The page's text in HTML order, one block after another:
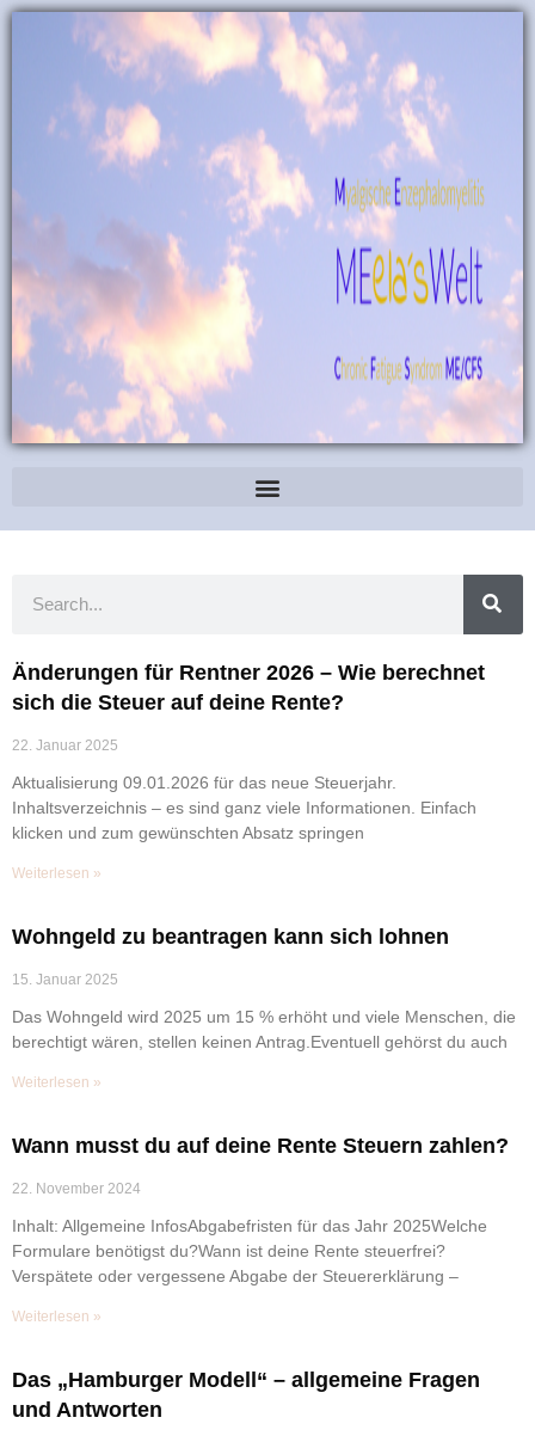
Änderungen für Rentner 2026 – Wie berechnet
sich die Steuer auf deine Rente?
22. Januar 2025
Aktualisierung 09.01.2026 für das neue Steuerjahr.
Inhaltsverzeichnis – es sind ganz viele Informationen. Einfach
klicken und zum gewünschten Absatz springen
Weiterlesen »
Wohngeld zu beantragen kann sich lohnen
15. Januar 2025
Das Wohngeld wird 2025 um 15 % erhöht und viele Menschen, die
berechtigt wären, stellen keinen Antrag.Eventuell gehörst du auch
Weiterlesen »
Wann musst du auf deine Rente Steuern zahlen?
22. November 2024
Inhalt: Allgemeine InfosAbgabefristen für das Jahr 2025Welche
Formulare benötigst du?Wann ist deine Rente steuerfrei?
Verspätete oder vergessene Abgabe der Steuererklärung –
Weiterlesen »
Das „Hamburger Modell“ – allgemeine Fragen
und Antworten